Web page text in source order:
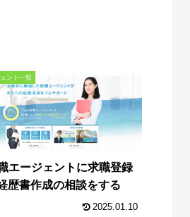
ント一覧
エージェントに求職登録
歴書作成の相談をする
2025.01.10